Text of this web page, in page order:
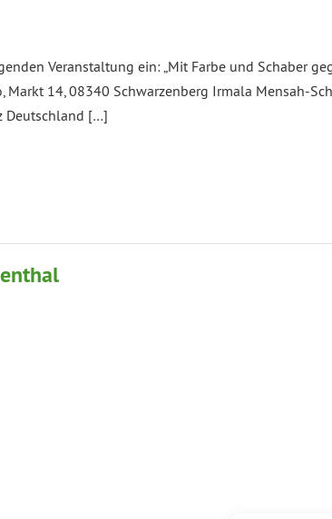
Veranstaltung ein: „Mit Farbe und Schaber
Markt 14, 08340 Schwarzenberg Irmala Mensah-
Deutschland […]